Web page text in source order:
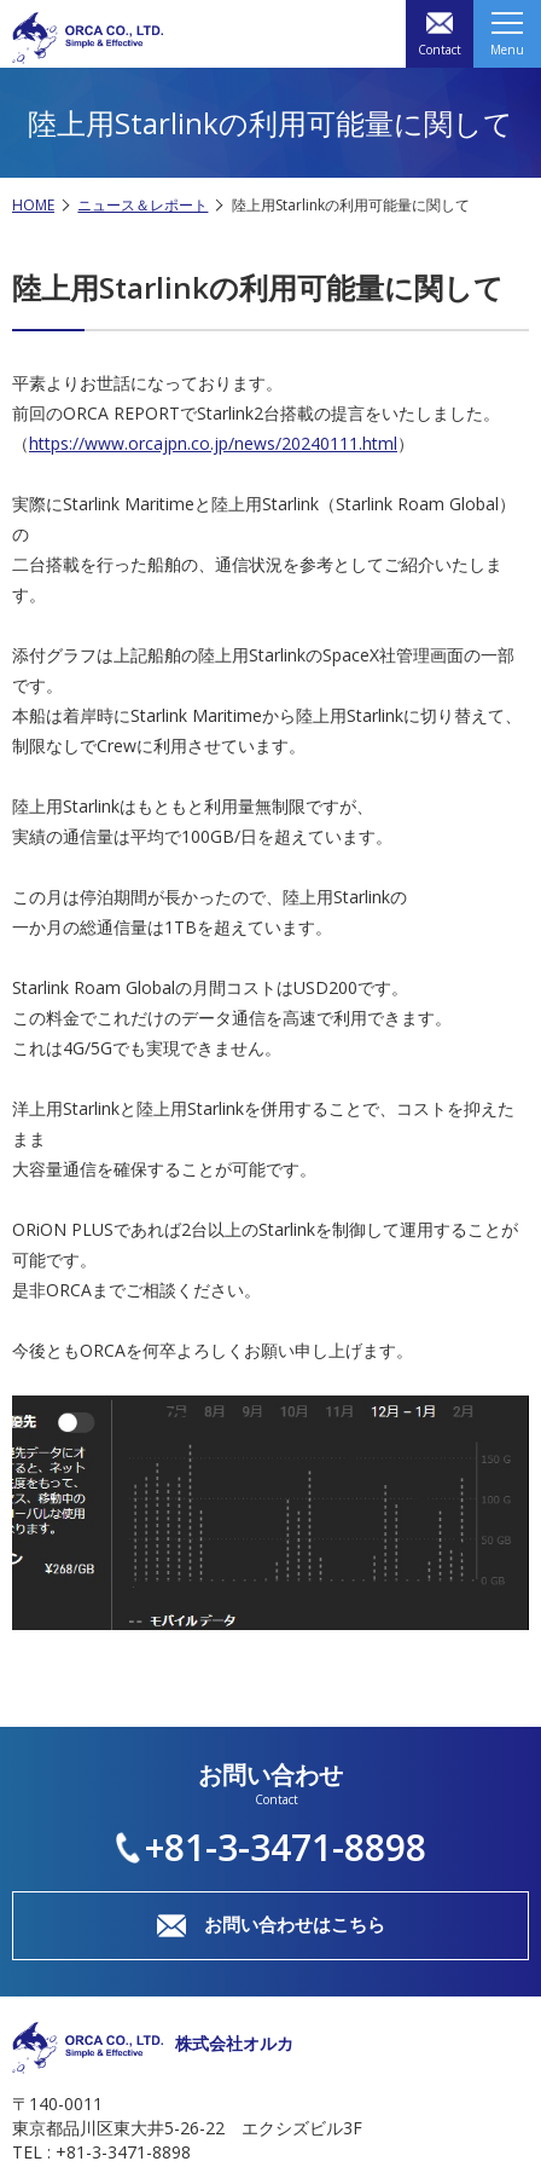
Contact Menu
陸上用Starlinkの利用可能量に関して
HOME ニュース＆レポート 陸上用Starlinkの利用可能量に関して
陸上用Starlinkの利用可能量に関して
平素よりお世話になっております。
前回のORCA REPORTでStarlink2台搭載の提言をいたしました。
（https://www.orcajpn.co.jp/news/20240111.html）
実際にStarlink Maritimeと陸上用Starlink（Starlink Roam Global）
の
二台搭載を行った船舶の、通信状況を参考としてご紹介いたしま
す。
添付グラフは上記船舶の陸上用StarlinkのSpaceX社管理画面の一部
です。
本船は着岸時にStarlink Maritimeから陸上用Starlinkに切り替えて、
制限なしでCrewに利用させています。
陸上用Starlinkはもともと利用量無制限ですが、
実績の通信量は平均で100GB/日を超えています。
この月は停泊期間が長かったので、陸上用Starlinkの
一か月の総通信量は1TBを超えています。
Starlink Roam Globalの月間コストはUSD200です。
この料金でこれだけのデータ通信を高速で利用できます。
これは4G/5Gでも実現できません。
洋上用Starlinkと陸上用Starlinkを併用することで、コストを抑えた
まま
大容量通信を確保することが可能です。
ORiON PLUSであれば2台以上のStarlinkを制御して運用することが
可能です。
是非ORCAまでご相談ください。
今後ともORCAを何卒よろしくお願い申し上げます。
お問い合わせ
+81-3-3471-8898
お問い合わせはこちら
株式会社オルカ
〒140-0011
東京都品川区東大井5-26-22 エクシズビル3F
TEL : +81-3-3471-8898